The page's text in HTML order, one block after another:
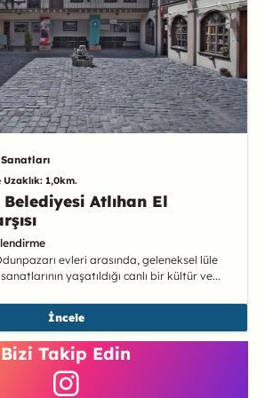
1,0km.
Atlıhan El
evleri arasında, geleneksel lüle
yaşatıldığı canlı bir kültür ve...
İncele
Bizi Takip Edin